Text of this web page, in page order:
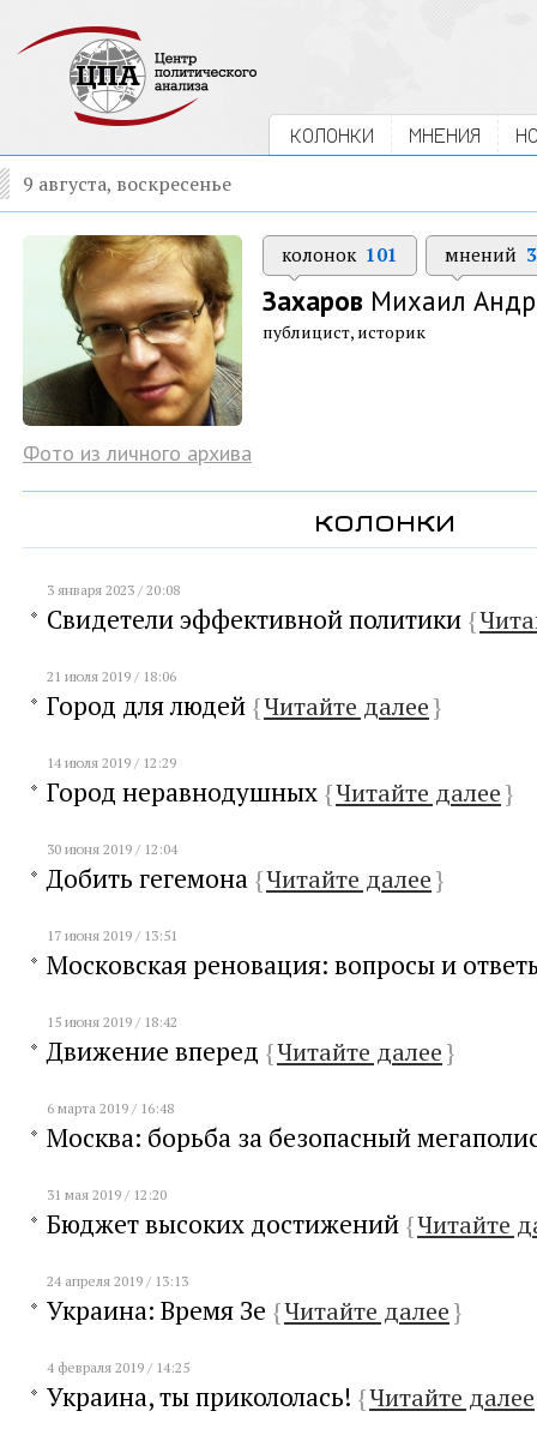
КОЛОНКИ МНЕНИЯ
9 августа, воскресенье
колонок 101 мнений
Захаров Михаил
публицист, историк
Фото из личного архива
колонки
3 января 2023 / 20:08
Свидетели эффективной политики {
21 июля 2019 / 18:06
Город для людей {Читайте далее}
14 июля 2019 / 12:29
Город неравнодушных {Читайте далее}
30 июня 2019 / 12:04
Добить гегемона {Читайте далее}
17 июня 2019 / 13:51
Московская реновация: вопросы и
15 июня 2019 / 18:42
Движение вперед {Читайте далее}
6 марта 2019 / 16:48
Москва: борьба за безопасный
31 мая 2019 / 12:20
Бюджет высоких достижений {Читайте
24 апреля 2019 / 13:13
Украина: Время Зе {Читайте далее}
4 февраля 2019 / 14:25
Украина, ты прикололась! {Читайте далее